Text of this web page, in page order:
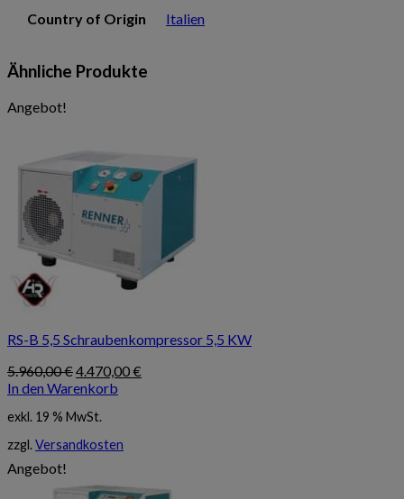
Country of Origin Italien
Ähnliche Produkte
Angebot!
RS-B 5,5 Schraubenkompressor 5,5 KW
5.960,00€Ursprünglicher
Preis
5.960,00 €
4.470,00€
In den Warenkorb
exkl. 19 % MwSt.
zzgl.Versandkosten
Angebot!